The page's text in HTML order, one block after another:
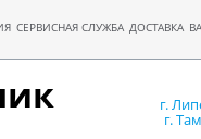
СЕРВИСНАЯ СЛУЖБА ДОСТАВКА
г.
г.